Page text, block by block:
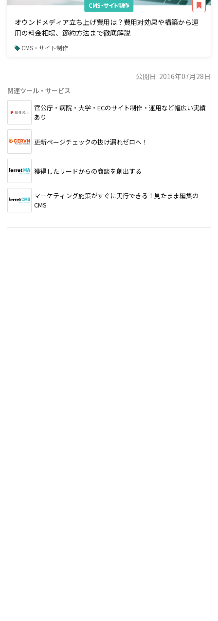
CMS・サイト制作
オウンドメディア立ち上げ費用は？費用対効果や構築から運
用の料金相場、節約方法まで徹底解説
CMS・サイト制作
公開日: 2016年07月28日
関連ツール・サービス
官公庁・病院・大学・ECのサイト制作・運用など幅広い実績
あり
更新ページチェックの抜け漏れゼロへ！
獲得したリードからの商談を創出する
マーケティング施策がすぐに実行できる！見たまま編集の
CMS